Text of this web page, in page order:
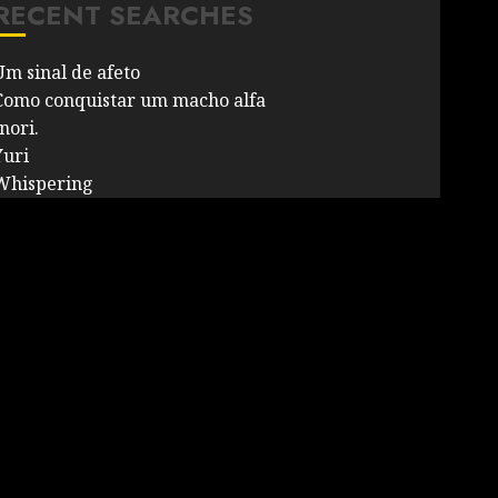
SEARCHES
sinal de afeto
conquistar um macho alfa